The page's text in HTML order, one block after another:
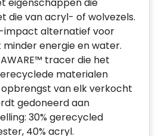
die van acryl- of wolvezels.
impact alternatief voor
minder energie en water.
tracer die het
materialen
opbrengst van elk verkocht
gedoneerd aan
30% gerecycled
40% acryl.